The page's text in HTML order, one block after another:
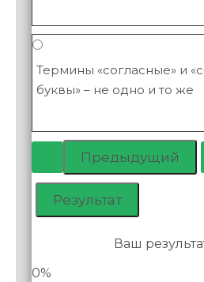
Термины «согласные» и
буквы» – не одно и то же
Ваш
0%